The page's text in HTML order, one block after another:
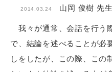
2014.03.24 山岡 俊樹 先生
我々が通常、会話を行う
で、結論を述べることが必
しをしたが、この際、この